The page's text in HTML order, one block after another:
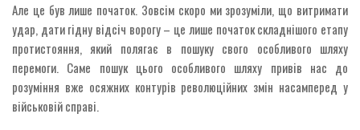
Але це був лише початок. Зовсім скоро ми зрозуміли, що витримати
удар, дати гідну відсіч ворогу – це лише початок складнішого етапу
протистояння, який полягає в пошуку свого особливого шляху
перемоги. Саме пошук цього особливого шляху привів нас до
розуміння вже осяжних контурів революційних змін насамперед у
військовій справі.